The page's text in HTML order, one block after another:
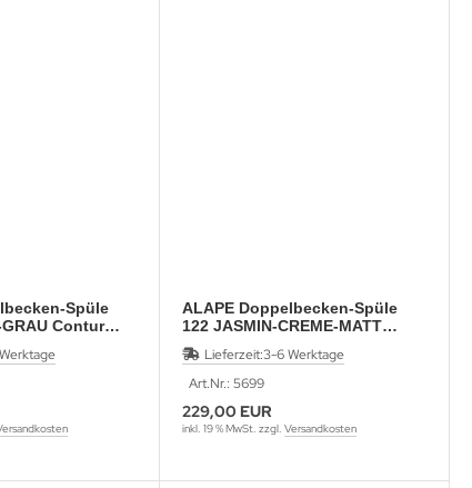
Spüle
Contur
ALAPE Doppelbecken-Spüle
122 JASMIN-CREME-MATT
92x47,5 cm
Lieferzeit:3-6 Werktage
Art.Nr.: 5699
229,00 EUR
inkl. 19 % MwSt. zzgl.Versandkosten